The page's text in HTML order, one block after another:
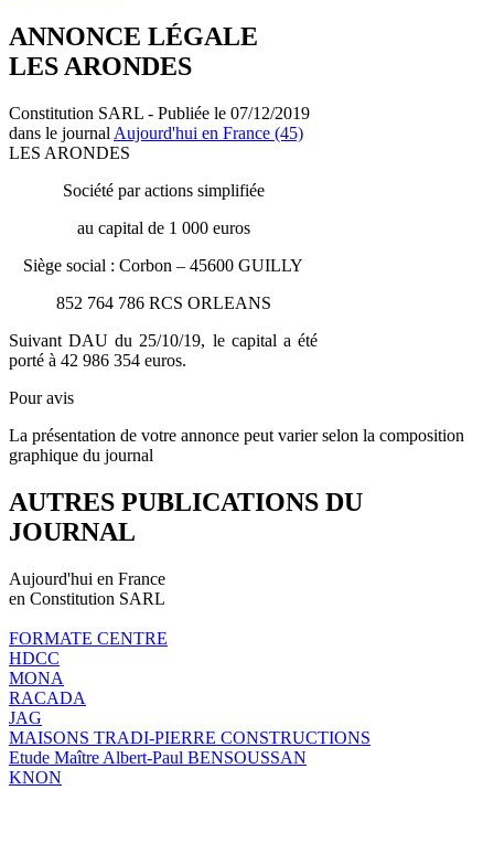
ANNONCE LÉGALE
LES ARONDES
Constitution SARL - Publiée le 07/12/2019
dans le journal Aujourd'hui en France (45)
LES ARONDES
Société par actions simplifiée
au capital de 1 000 euros
Siège social : Corbon – 45600 GUILLY
852 764 786 RCS ORLEANS
Suivant DAU du 25/10/19, le capital a été
porté à 42 986 354 euros.
Pour avis
La présentation de votre annonce peut varier selon la composition
graphique du journal
AUTRES PUBLICATIONS DU
JOURNAL
Aujourd'hui en France
en Constitution SARL
FORMATE CENTRE
HDCC
MONA
RACADA
JAG
MAISONS TRADI-PIERRE CONSTRUCTIONS
Etude Maître Albert-Paul BENSOUSSAN
KNON